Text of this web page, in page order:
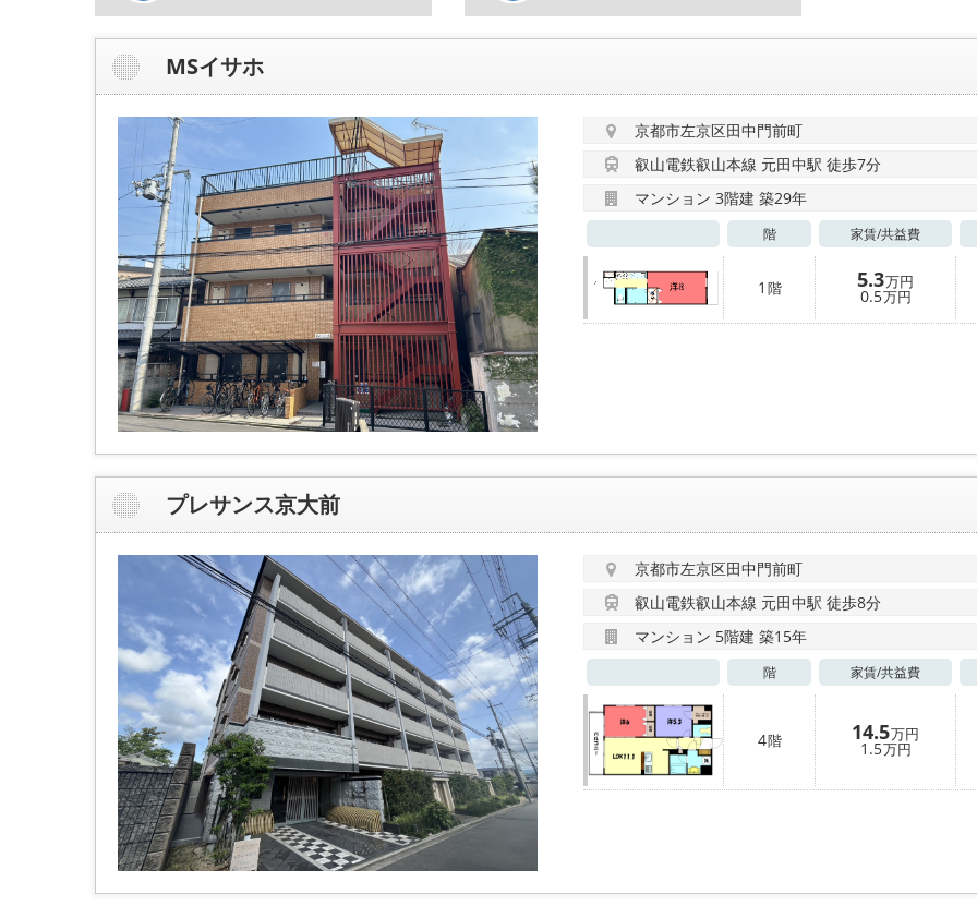
MSイサホ
京都市左京区田中門前町
叡山電鉄叡山本線 元田中駅 徒歩7分
マンション 3階建 築29年
階 家賃/共益費
1 階 5.3万円
0.5万円
プレサンス京大前
京都市左京区田中門前町
叡山電鉄叡山本線 元田中駅 徒歩8分
マンション 5階建 築15年
階 家賃/共益費
4階 14.5万円
1.5万円